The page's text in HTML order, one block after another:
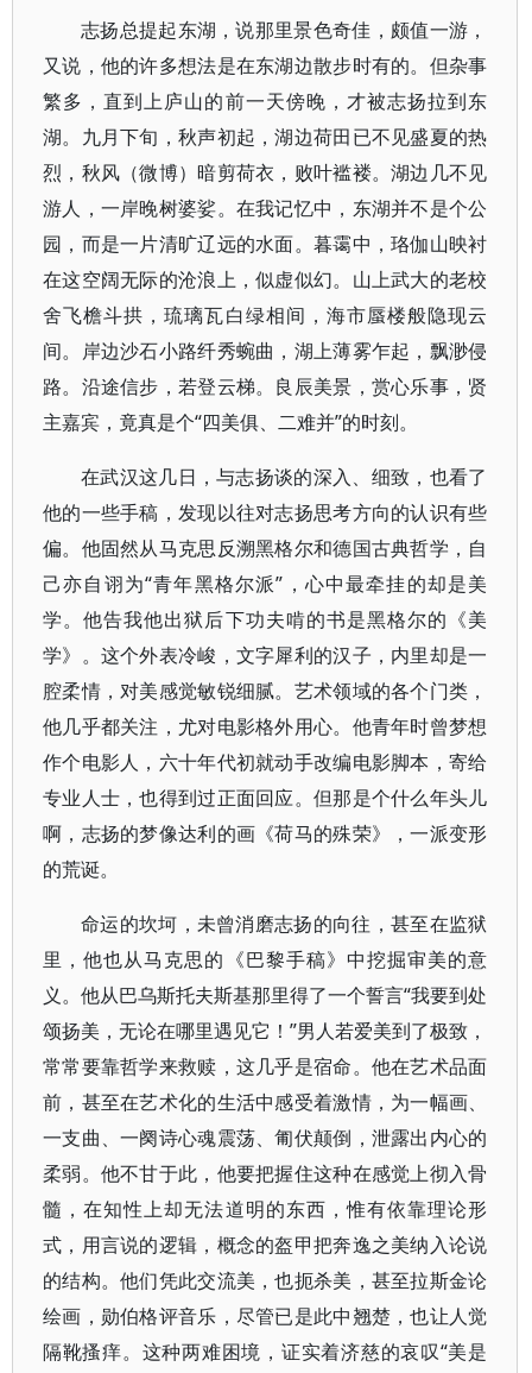
志扬总提起东湖，说那里景色奇佳，颇值一游，
又说，他的许多想法是在东湖边散步时有的。但杂事
繁多，直到上庐山的前一天傍晚，才被志扬拉到东
湖。九月下旬，秋声初起，湖边荷田已不见盛夏的热
烈，秋风（微博）暗剪荷衣，败叶褴褛。湖边几不见
游人，一岸晚树婆娑。在我记忆中，东湖并不是个公
园，而是一片清旷辽远的水面。暮霭中，珞伽山映衬
在这空阔无际的沧浪上，似虚似幻。山上武大的老校
舍飞檐斗拱，琉璃瓦白绿相间，海市蜃楼般隐现云
间。岸边沙石小路纤秀蜿曲，湖上薄雾乍起，飘渺侵
路。沿途信步，若登云梯。良辰美景，赏心乐事，贤
主嘉宾，竟真是个“四美俱、二难并”的时刻。
在武汉这几日，与志扬谈的深入、细致，也看了
他的一些手稿，发现以往对志扬思考方向的认识有些
偏。他固然从马克思反溯黑格尔和德国古典哲学，自
己亦自诩为“青年黑格尔派”，心中最牵挂的却是美
学。他告我他出狱后下功夫啃的书是黑格尔的《美
学》。这个外表冷峻，文字犀利的汉子，内里却是一
腔柔情，对美感觉敏锐细腻。艺术领域的各个门类，
他几乎都关注，尤对电影格外用心。他青年时曾梦想
作个电影人，六十年代初就动手改编电影脚本，寄给
专业人士，也得到过正面回应。但那是个什么年头儿
啊，志扬的梦像达利的画《荷马的殊荣》，一派变形
的荒诞。
命运的坎坷，未曾消磨志扬的向往，甚至在监狱
里，他也从马克思的《巴黎手稿》中挖掘审美的意
义。他从巴乌斯托夫斯基那里得了一个誓言“我要到处
颂扬美，无论在哪里遇见它！”男人若爱美到了极致，
常常要靠哲学来救赎，这几乎是宿命。他在艺术品面
前，甚至在艺术化的生活中感受着激情，为一幅画、
一支曲、一阕诗心魂震荡、匍伏颠倒，泄露出内心的
柔弱。他不甘于此，他要把握住这种在感觉上彻入骨
髓，在知性上却无法道明的东西，惟有依靠理论形
式，用言说的逻辑，概念的盔甲把奔逸之美纳入论说
的结构。他们凭此交流美，也扼杀美，甚至拉斯金论
绘画，勋伯格评音乐，尽管已是此中翘楚，也让人觉
隔靴搔痒。这种两难困境，证实着济慈的哀叹“美是